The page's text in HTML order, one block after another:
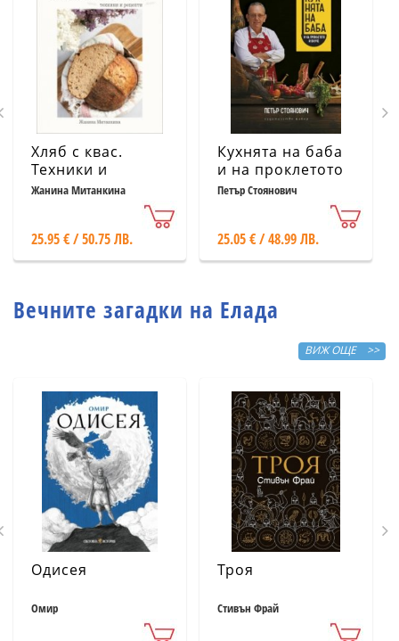
Хляб с квас.
Техники и
рецепти
Жанина Митанкина
25.95 € / 50.75 ЛВ.
Кухнята на баба
и на проклетото
й внуче
Петър Стоянович
25.05 € / 48.99 ЛВ.
Вечните загадки на Елада
ВИЖ ОЩЕ >>
Одисея
Омир
Троя
Стивън Фрай